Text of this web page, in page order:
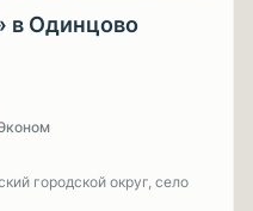
в Одинцово
городской округ, село